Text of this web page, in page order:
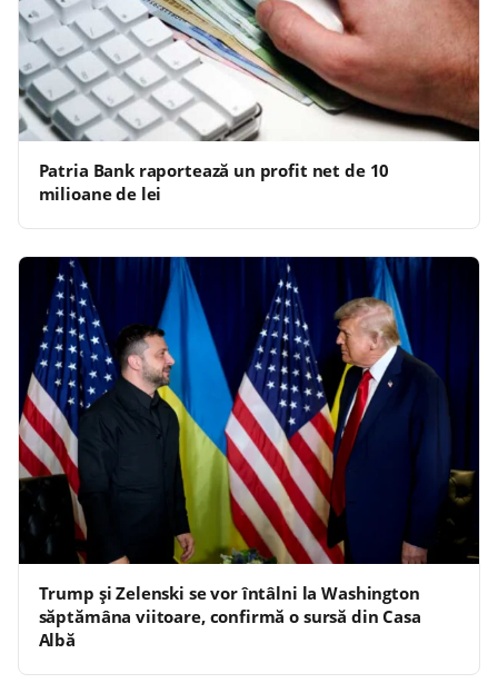
Patria Bank raportează un profit net de 10
milioane de lei
Trump şi Zelenski se vor întâlni la Washington
săptămâna viitoare, confirmă o sursă din Casa
Albă